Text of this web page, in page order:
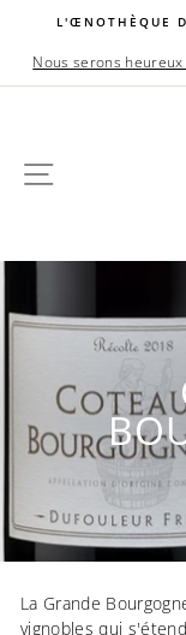
contenu
L'ŒNOTHÈQUE
Nous serons
La Grande
vignobles qui